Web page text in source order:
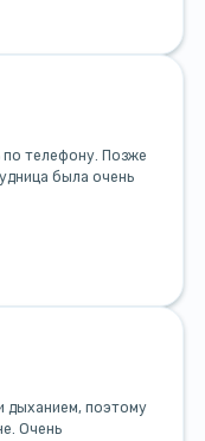
по телефону. Позже
была очень
дыханием, поэтому
Очень